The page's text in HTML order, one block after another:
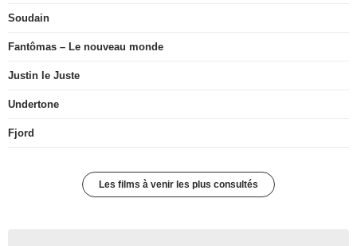
Soudain
Fantômas – Le nouveau monde
Justin le Juste
Undertone
Fjord
Les films à venir les plus consultés